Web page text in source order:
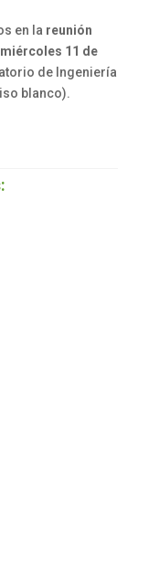
en la reunión
miércoles 11 de
de Ingeniería
blanco).